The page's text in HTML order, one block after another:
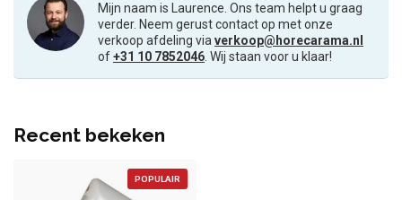
Mijn naam is Laurence. Ons team helpt u graag
verder. Neem gerust contact op met onze
verkoop afdeling viaverkoop@horecarama.nl
of+31 10 7852046. Wij staan voor u klaar!
Recent bekeken
POPULAIR